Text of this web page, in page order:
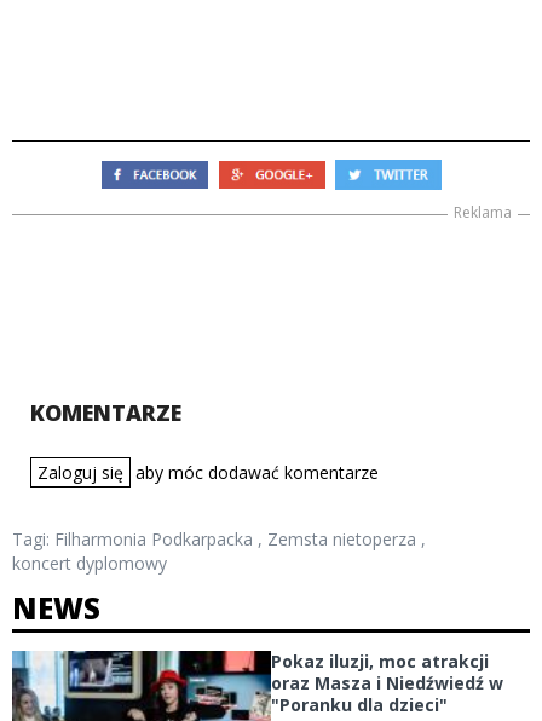
Reklama
KOMENTARZE
Zaloguj się aby móc dodawać komentarze
Tagi: Filharmonia Podkarpacka , Zemsta nietoperza ,
koncert dyplomowy
NEWS
Pokaz iluzji, moc atrakcji
oraz Masza i Niedźwiedź w
"Poranku dla dzieci"